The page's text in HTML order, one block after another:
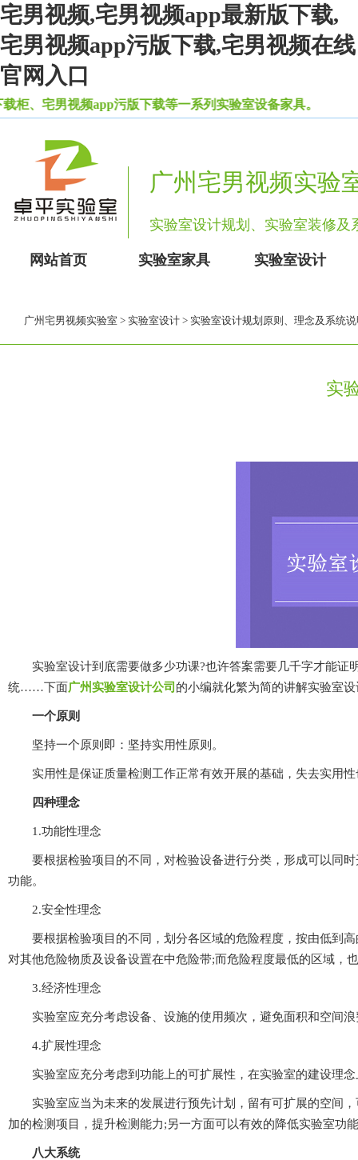
宅男视频,宅男视频app最新版下载,
宅男视频app污版下载,宅男视频在线
官网入口
宅男视频app污版下载等一系列实验室设备家具。
广州宅男视频实验
实验室设计规划、实验室装修
网站首页 实验室家具 实验室设计
广州宅男视频实验室 > 实验室设计 > 实验室设计规划原则、理念及系统
实
实验室设计到底需要做多少功课?也许答案需要几千字才能证明实验
统……下面广州实验室设计公司 的小编就化繁为简的讲解实验室设计
一个原则
坚持一个原则即：坚持实用性原则。
实用性是保证质量检测工作正常有效开展的基础，失去实用性
四种理念
1.功能性理念
要根据检验项目的不同，对检验设备进行分类，形成可以同
功能。
2.安全性理念
要根据检验项目的不同，划分各区域的危险程度，按由低到高的
对其他危险物质及设备设置在中危险带;而危险程度最低的区域，也
3.经济性理念
实验室应充分考虑设备、设施的使用频次，避免面积和空间浪费
4.扩展性理念
实验室应充分考虑到功能上的可扩展性，在实验室的建设理念上
实验室应当为未来的发展进行预先计划，留有可扩展的空间
加的检测项目，提升检测能力;另一方面可以有效的降低实验室功能
八大系统